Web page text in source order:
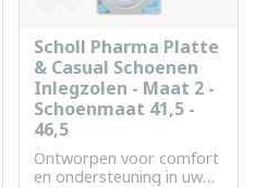
Scholl Pharma Platte
& Casual Schoenen
Inlegzolen - Maat 2 -
Schoenmaat 41,5 -
46,5
Ontworpen voor comfort
en ondersteuning in uw